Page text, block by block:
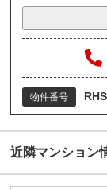
物件番号
近隣マンション